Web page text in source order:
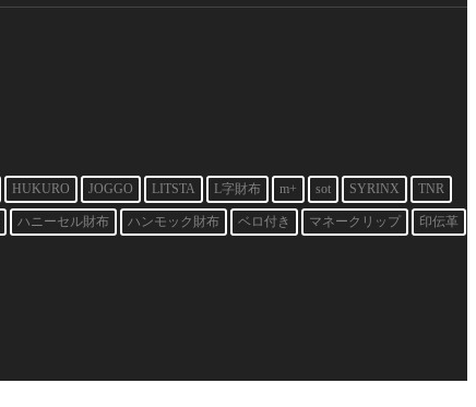
HUKURO JOGGO LITSTA L字財布 m+ sot SYRINX TNR
ハニーセル財布 ハンモック財布 ベロ付き マネークリップ 印伝革